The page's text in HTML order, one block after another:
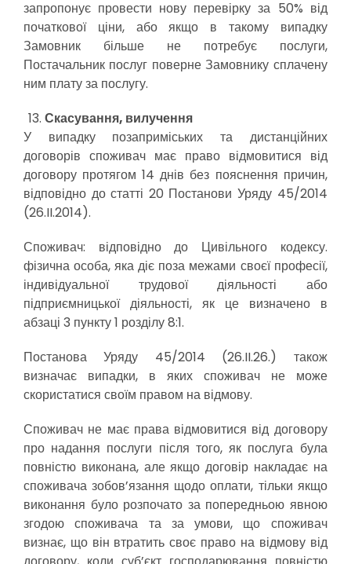
запропонує провести нову перевірку за 50% від
початкової ціни, або якщо в такому випадку
Замовник більше не потребує послуги,
Постачальник послуг поверне Замовнику сплачену
ним плату за послугу.
Скасування, вилучення
У випадку позаприміських та дистанційних
договорів споживач має право відмовитися від
договору протягом 14 днів без пояснення причин,
відповідно до статті 20 Постанови Уряду 45/2014
(26.II.2014).
Споживач: відповідно до Цивільного кодексу.
фізична особа, яка діє поза межами своєї професії,
індивідуальної трудової діяльності або
підприємницької діяльності, як це визначено в
абзаці 3 пункту 1 розділу 8:1.
Постанова Уряду 45/2014 (26.II.26.) також
визначає випадки, в яких споживач не може
скористатися своїм правом на відмову.
Споживач не має права відмовитися від договору
про надання послуги після того, як послуга була
повністю виконана, але якщо договір накладає на
споживача зобов’язання щодо оплати, тільки якщо
виконання було розпочато за попередньою явною
згодою споживача та за умови, що споживач
визнає, що він втратить своє право на відмову від